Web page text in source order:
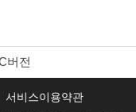
버전
서비스이용약관